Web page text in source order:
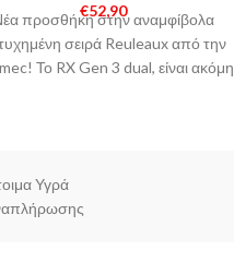
€52,90
προσθήκη στην αναμφίβολα
σειρά Reuleaux από την
Το RX Gen 3 dual, είναι ακόμη
Υγρά